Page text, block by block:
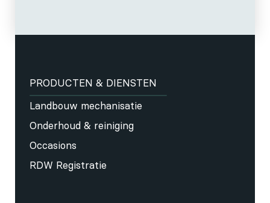
PRODUCTEN & DIENSTEN
Landbouw mechanisatie
Onderhoud & reiniging
Occasions
RDW Registratie